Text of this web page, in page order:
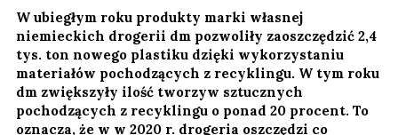
W ubiegłym roku produkty marki własnej
niemieckich drogerii dm pozwoliły zaoszczędzić 2,4
tys. ton nowego plastiku dzięki wykorzystaniu
materiałów pochodzących z recyklingu. W tym roku
dm zwiększyły ilość tworzyw sztucznych
pochodzących z recyklingu o ponad 20 procent. To
oznacza, że w w 2020 r. drogeria oszczędzi co